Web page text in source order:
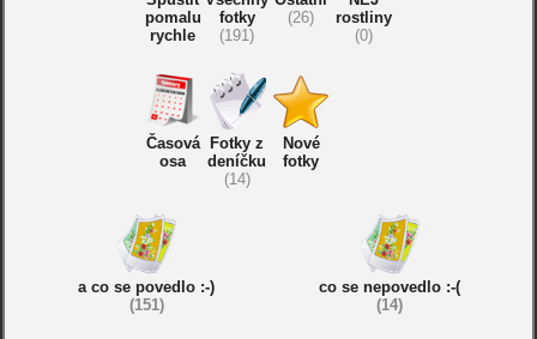
pomalu
rychle
fotky
(191)
(26)
rostliny
(0)
Časová
osa
Fotky z
deníčku
(14)
Nové
fotky
a co se povedlo :-)
(151)
co se nepovedlo :-(
(14)